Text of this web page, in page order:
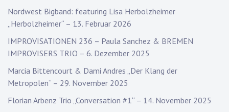
Nordwest Bigband: featuring Lisa Herbolzheimer
„Herbolzheimer“ – 13. Februar 2026
IMPROVISATIONEN 236 – Paula Sanchez & BREMEN
IMPROVISERS TRIO – 6. Dezember 2025
Marcia Bittencourt & Dami Andres „Der Klang der
Metropolen“ – 29. November 2025
Florian Arbenz Trio „Conversation #1“ – 14. November 2025